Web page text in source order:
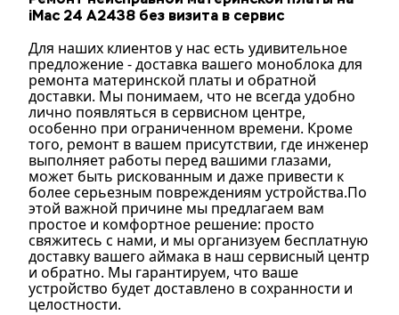
iMac 24 A2438 без визита в сервис
Для наших клиентов у нас есть удивительное
предложение - доставка вашего моноблока для
ремонта материнской платы и обратной
доставки. Мы понимаем, что не всегда удобно
лично появляться в сервисном центре,
особенно при ограниченном времени. Кроме
того, ремонт в вашем присутствии, где инженер
выполняет работы перед вашими глазами,
может быть рискованным и даже привести к
более серьезным повреждениям устройства.По
этой важной причине мы предлагаем вам
простое и комфортное решение: просто
свяжитесь с нами, и мы организуем бесплатную
доставку вашего аймака в наш сервисный центр
и обратно. Мы гарантируем, что ваше
устройство будет доставлено в сохранности и
целостности.